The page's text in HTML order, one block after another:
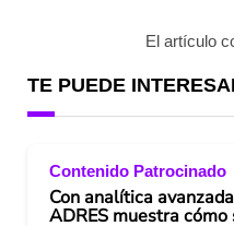
El artículo
TE PUEDE
Contenido Patrocinado
Con analítica
ADRES muestra